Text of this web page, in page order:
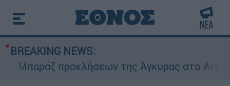
BREAKING NEWS:
Μπαράζ προκλήσεων της Άγκυρας στο Αιγαίο: